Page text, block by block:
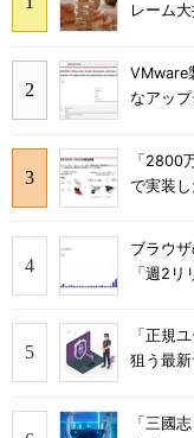
レーム
VMware
なアッ
「2800
で実装
ブラウ
「週2リ
「正規
狙う最新
「三國